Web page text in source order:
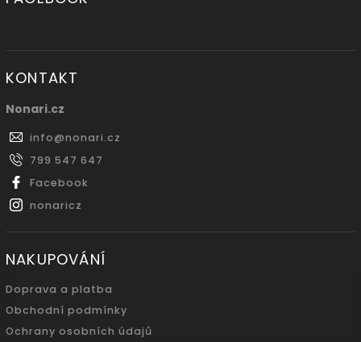
KONTAKT
Nonari.cz
info@nonari.cz
799 547 647
Facebook
nonaricz
NAKUPOVÁNÍ
Doprava a platba
Obchodní podmínky
Ochrany osobních údajů